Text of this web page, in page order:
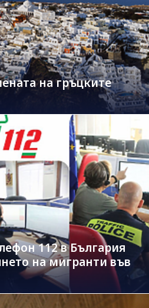
на гръцките
112 в България
на мигранти във